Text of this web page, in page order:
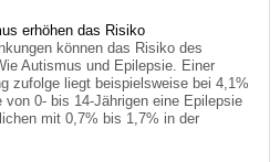
erhöhen das Risiko
können das Risiko des
Autismus und Epilepsie. Einer
zufolge liegt beispielsweise bei 4,1%
0- bis 14-Jährigen eine Epilepsie
mit 0,7% bis 1,7% in der